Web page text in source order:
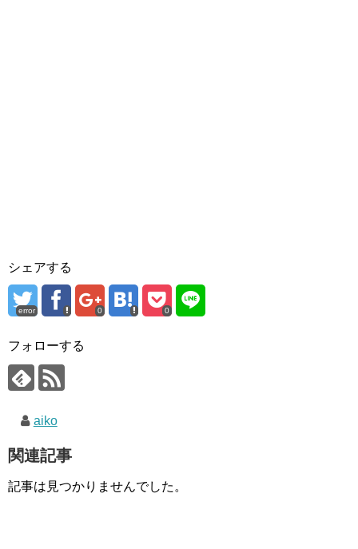
シェアする
error 0 0
フォローする
aiko
関連記事
記事は見つかりませんでした。